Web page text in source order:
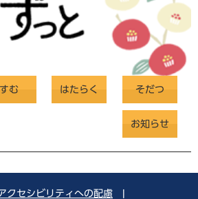
すむ はたらく そだつ
お知らせ
クセシビリティへの配慮